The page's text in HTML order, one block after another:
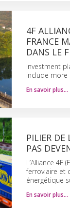
4F
FRANCE
DANS LE
Investment
include more
En savoir plus…
PILIER DE
PAS
L’Alliance
ferroviaire et
énergétique
En savoir plus…